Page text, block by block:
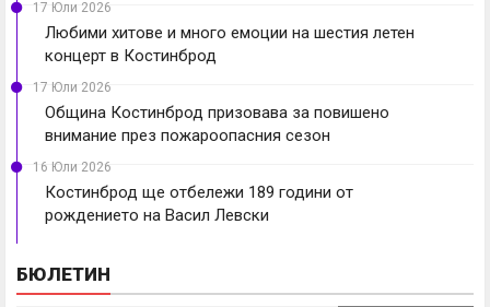
17 Юли 2026
Любими хитове и много емоции на шестия летен
концерт в Костинброд
17 Юли 2026
Община Костинброд призовава за повишено
внимание през пожароопасния сезон
16 Юли 2026
Костинброд ще отбележи 189 години от
рождението на Васил Левски
БЮЛЕТИН